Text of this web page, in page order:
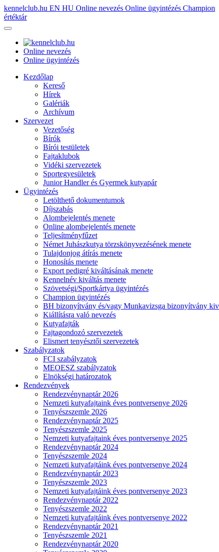
kennelclub.hu EN HU Online nevezés Online ügyintézés Champion
értéktár
Online nevezés
Online ügyintézés
Kezdőlap
Kereső
Hírek
Galériák
Archívum
Szervezet
Vezetőség
Bírók
Bírói testületek
Fajtaklubok
Vidéki szervezetek
Sportegyesületek
Junior Handler és Gyermek kutyapár
Ügyintézés
Letölthető dokumentumok
Díjszabás
Alombejelentés menete
Online alombejelentés menete
Teljesítményfűzet
Német Juhászkutya törzskönyvezésének menete
Tulajdonjog átírás menete
Honosítás menete
Export pedigré kiváltásának menete
Kennelnév kiváltás menete
Szövetségi/Sportkártya ügyintézés
Champion ügyintézés
BH bizonyítvány és/vagy Munkavizsga bizonyítvány
Kiállításra való nevezés
Kutyafajták
Fajtagondozó szervezetek
Elismert tenyésztői szervezetek
Szabályzatok
FCI szabályzatok
MEOESZ szabályzatok
Elnökségi határozatok
Rendezvények
Rendezvénynaptár 2026
Nemzeti kutyafajtaink éves pontversenye 2026
Tenyészszemle 2026
Rendezvénynaptár 2025
Tenyészszemle 2025
Nemzeti kutyafajtaink éves pontversenye 2025
Rendezvénynaptár 2024
Tenyészszemle 2024
Nemzeti kutyafajtáink éves pontversenye 2024
Rendezvénynaptár 2023
Tenyészszemle 2023
Nemzeti kutyafajtáink éves pontversenye 2023
Rendezvénynaptár 2022
Tenyészszemle 2022
Nemzeti kutyafajtáink éves pontversenye 2022
Rendezvénynaptár 2021
Tenyészszemle 2021
Rendezvénynaptár 2020